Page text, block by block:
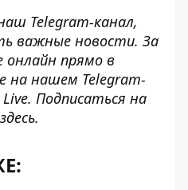
Telegram-канал,
важные новости. За
прямо в
на нашем Telegram-
. Подписаться на
здесь.